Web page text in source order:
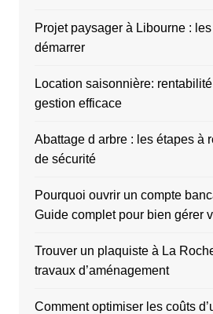
Projet paysager à Libourne :
démarrer
Location saisonnière:
gestion efficace
Abattage d arbre : les étapes à
de sécurité
Pourquoi ouvrir un compte
Guide complet pour bien gérer
Trouver un plaquiste à La
travaux d’aménagement
Comment optimiser les coûts